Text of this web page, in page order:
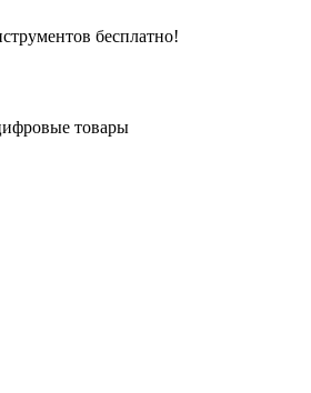
бесплатно!
товары